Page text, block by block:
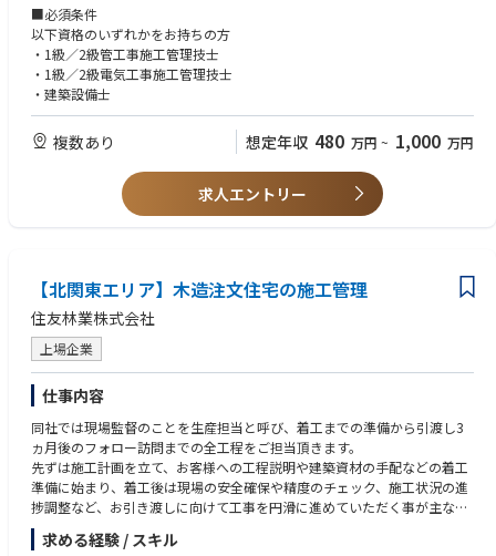
お客様の満足する製品サービスを顧客に確実かつ迅速に提供するため、担
当プロジェクトの空調・換気・給排水衛生・電気・防災といった、設備施
工管理を行います。安全・工期・環境・利益管理の達成責任を負い、顧客
満足を得るための最前線活動を行います。
(1)施工計画書の作成
(3)施工管理(工事進捗・出来形管理、品質管理、工程管理、原価管理、各
工手担当協力会社への発注・管理調整、図面チェック、施工図作成、測
量、各種データ分析他、あらゆる事態に臨機応変に対応する。)
(4)安全衛生、労務管理並びに記録の保管
■必須条件
以下資格のいずれかをお持ちの方
・1級／2級管工事施工管理技士
・1級／2級電気工事施工管理技士
・建築設備士
複数あり 想定年収 480 万円 ~ 1,000 万円
求人エントリー
【北関東エリア】木造注文住宅の施工管理
住友林業株式会社
上場企業
仕事内容
同社では現場監督のことを生産担当と呼び、着工までの準備から引渡し3
ヵ月後のフォロー訪問までの全工程をご担当頂きます。
先ずは施工計画を立て、お客様への工程説明や建築資材の手配などの着工
準備に始まり、着工後は現場の安全確保や精度のチェック、施工状況の進
捗調整など、お引き渡しに向けて工事を円滑に進めていただく事が主な役
割です。
求める経験 / スキル